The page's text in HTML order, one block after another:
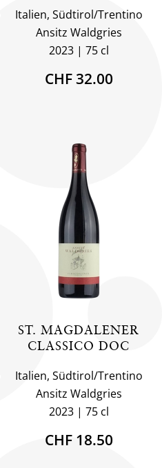
Italien, Südtirol/Trentino
Ansitz Waldgries
2023
75 cl
CHF 32.00
ST. MAGDALENER
CLASSICO DOC
Italien, Südtirol/Trentino
Ansitz Waldgries
2023
75 cl
CHF 18.50